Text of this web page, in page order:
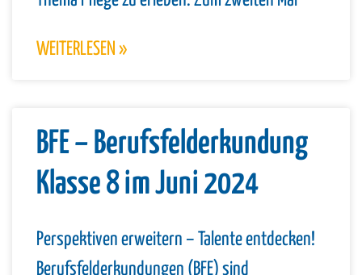
WEITERLESEN »
BFE – Berufsfelderkundung
Klasse 8 im Juni 2024
Perspektiven erweitern – Talente entdecken!
Berufsfelderkundungen (BFE) sind